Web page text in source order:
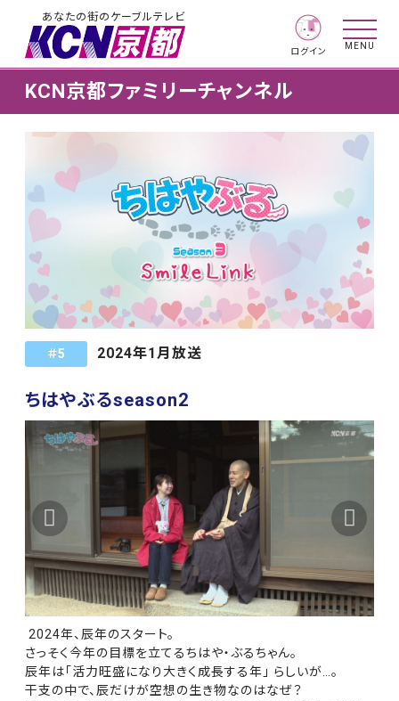
あなたの街のケーブルテレビ
ログイン
MENU
KCN京都ファミリーチャンネル
＃5 2024年1月放送
ちはやぶるseason2
2024年、辰年のスタート。
さっそく今年の目標を立てるちはや・ぶるちゃん。
辰年は「活力旺盛になり大きく成長する年」 らしいが…。
干支の中で、辰だけが空想の生き物なのはなぜ？